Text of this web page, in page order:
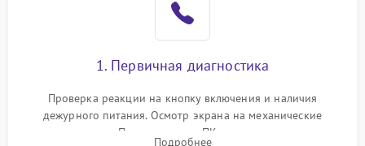
1000 ₽
Поломка системы
автоматического
1000 ₽ Подробнее →
Неисправность системы
1000 ₽
1. Первичная диагностика
Проверка реакции на кнопку включения и наличия
дежурного питания. Осмотр экрана на механические
повреждения. Подключение к ПК для оценки вывода
Подробнее